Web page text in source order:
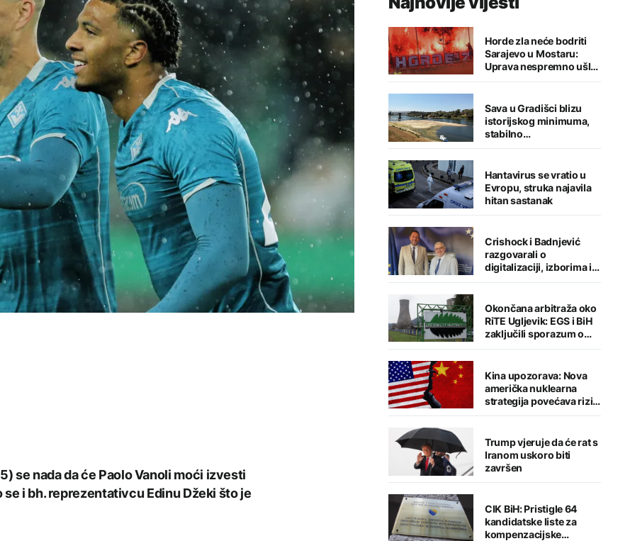
se nada da će Paolo Vanoli moći izvesti
i bh. reprezentativcu Edinu Džeki što je
Horde zla neće bodriti
Sarajevo u Mostaru:
Uprava nespremno ušla
u sezonu
Sava u Gradišci blizu
istorijskog minimuma,
stabilno
vodosnabdijevanje
Hantavirus se vratio u
Evropu, struka najavila
hitan sastanak
Crishock i Badnjević
razgovarali o
digitalizaciji, izborima i
jačanju institucija BiH
Okončana arbitraža oko
RiTE Ugljevik: EGS i BiH
zaključili sporazum o
nagodbi
Kina upozorava: Nova
američka nuklearna
strategija povećava rizik
od globalnog sukoba
Trump vjeruje da će rat s
Iranom uskoro biti
završen
CIK BiH: Pristigle 64
kandidatske liste za
kompenzacijske